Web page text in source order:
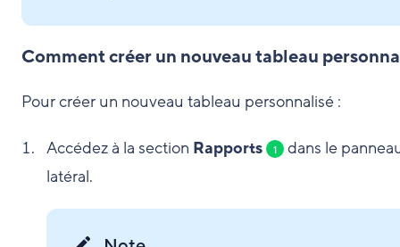
Comment créer un nouveau tableau
Pour créer un nouveau tableau personnalisé :
Accédez à la section Rapports 1
dans le
latéral.